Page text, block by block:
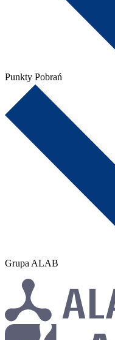
Punkty Pobrań
Grupa ALAB